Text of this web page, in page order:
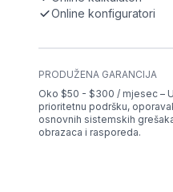
Online konfiguratori
PRODUŽENA GARANCIJA
Oko $50 - $300 / mjesec –
prioritetnu podršku,
osnovnih sistemskih
obrazaca i rasporeda.